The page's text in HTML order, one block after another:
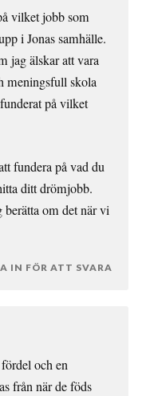
vilket jobb som
i Jonas samhälle.
jag älskar att vara
meningsfull skola
på vilket
fundera på vad du
ditt drömjobb.
berätta om det när vi
IN FÖR ATT SVARA
och en
från när de föds